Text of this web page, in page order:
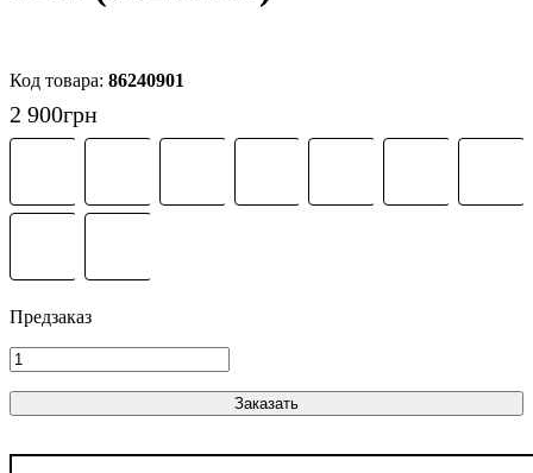
86240901
2 900грн
Заказать